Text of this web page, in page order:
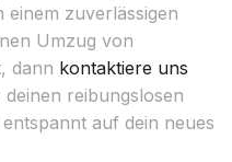
zuverlässigen
Umzug von
dann kontaktiere uns
reibungslosen
auf dein neues